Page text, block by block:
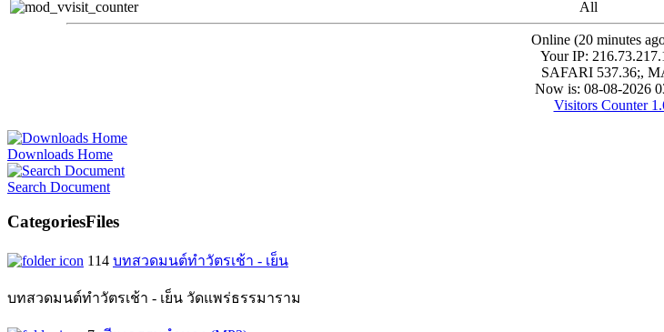
All
Online (20 minutes
Your IP:
SAFARI 537.36;,
Now is: 08-08-2026
Visitors Counter
Downloads Home
Search Document
CategoriesFiles
114 บทสวดมนต์ทำวัตรเช้า - เย็น
บทสวดมนต์ทำวัตรเช้า - เย็น วัดแพร่ธรรมาราม